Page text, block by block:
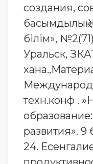
создания,
басымдылық
білім»,
Уральск,
техн.конф .
развития». 9
24.